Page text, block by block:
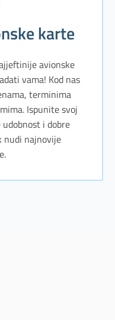
karte
avionske
vama! Kod nas
terminima
Ispunite svoj
i dobre
nudi najnovije